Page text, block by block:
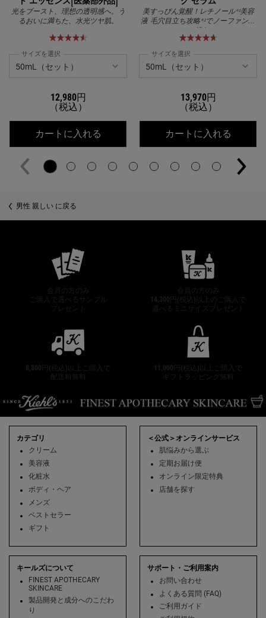
光をブースト、理想の透明感へ。う
るおいに満ちた、水光ツヤ肌。
サイズを選択
12,980円
（税込）
カートに入れる キールズ DS クリアリーブライト エ
美すっぴん覚醒！レチノール*¹美容
液 毛穴目立ち攻略*²でノーファンデ
に挑む
サイズを選択
13,970円
（税込）
カートに入れる
男性 親しい に戻る
会員の方のみ
ご購入で選べるサンプル
会員の方のみ
14,300円(税込)以上のご購入で
選べるミニサイズプレゼント
8,800円(税込)以上ご購入で
11,000円(税込)以上ご購入で
カテゴリ
クリーム
美容液
化粧水
ボディ・ヘア
メンズ
ベストセラー
ギフト
＜公式＞オンラインサービス
肌悩みから選ぶ
定期お届け便
オンライン限定特典
店舗を探す
キールズについて
FINEST APOTHECARY
SKINCARE
製品開発と成分へのこだわ
り
サポート・ご利用案内
お問い合わせ
よくある質問 (FAQ)
ご利用ガイド